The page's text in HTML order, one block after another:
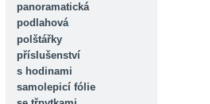
panoramatická
podlahová
polštářky
příslušenství
s hodinami
samolepicí fólie